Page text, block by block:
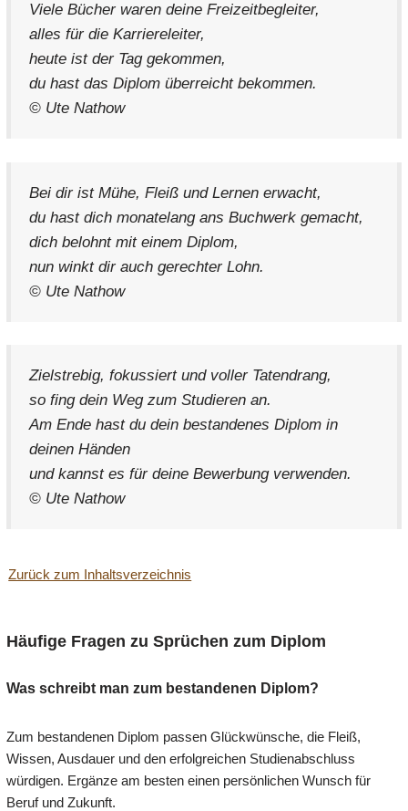
Viele Bücher waren deine Freizeitbegleiter,
alles für die Karriereleiter,
heute ist der Tag gekommen,
du hast das Diplom überreicht bekommen.
© Ute Nathow
Bei dir ist Mühe, Fleiß und Lernen erwacht,
du hast dich monatelang ans Buchwerk gemacht,
dich belohnt mit einem Diplom,
nun winkt dir auch gerechter Lohn.
© Ute Nathow
Zielstrebig, fokussiert und voller Tatendrang,
so fing dein Weg zum Studieren an.
Am Ende hast du dein bestandenes Diplom in
deinen Händen
und kannst es für deine Bewerbung verwenden.
© Ute Nathow
Zurück zum Inhaltsverzeichnis
Häufige Fragen zu Sprüchen zum Diplom
Was schreibt man zum bestandenen Diplom?
Zum bestandenen Diplom passen Glückwünsche, die Fleiß,
Wissen, Ausdauer und den erfolgreichen Studienabschluss
würdigen. Ergänze am besten einen persönlichen Wunsch für
Beruf und Zukunft.